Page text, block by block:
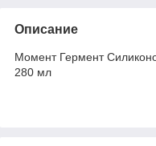
Описание
Момент Гермент
280 мл